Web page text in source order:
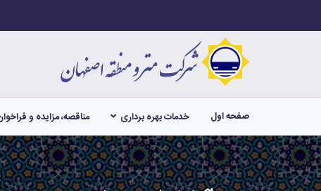
صفحه اول خدمات بهره برداری مناقصه، مزایده و